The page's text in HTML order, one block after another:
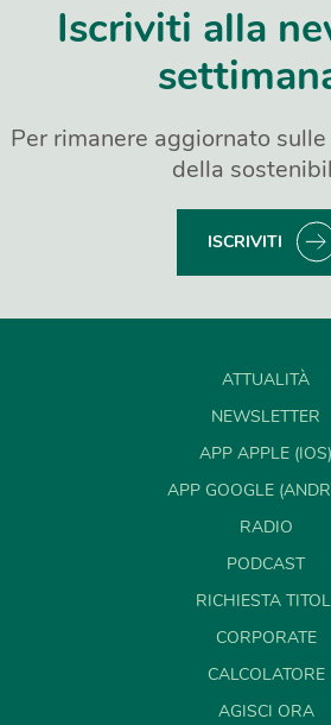
Iscriviti alla
Per rimanere aggiornato
della
ISCRIVITI
ATTUALITÀ
NEWSLETTER
APP APPLE (IOS)
APP GOOGLE
RADIO
PODCAST
RICHIESTA
CORPORATE
CALCOLATORE
AGISCI ORA